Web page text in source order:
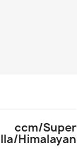
Super
Himalayan